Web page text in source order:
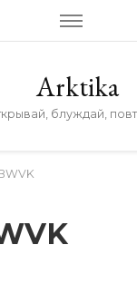
Arktika
блуждай,